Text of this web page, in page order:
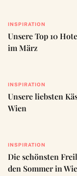
INSPIRATION
Unsere Top 10
im März
INSPIRATION
Unsere liebsten
Wien
INSPIRATION
Die schönsten
den Sommer in